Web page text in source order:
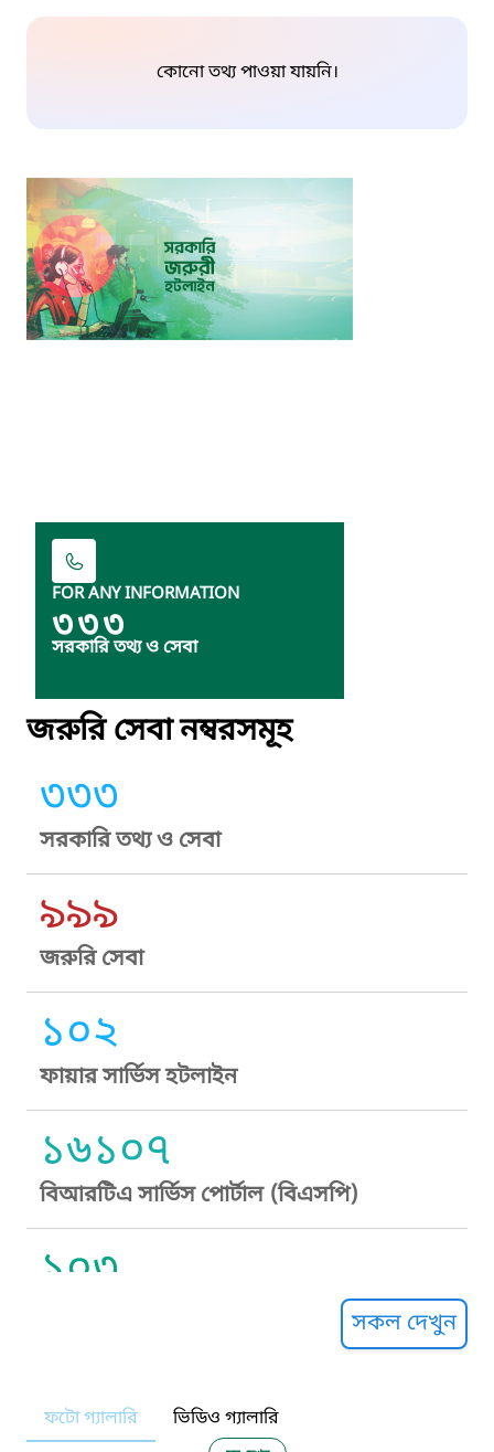
কোনো তথ্য পাওয়া যায়নি।
FOR ANY INFORMATION
৩৩৩
সরকারি তথ্য ও সেবা
জরুরি সেবা নম্বরসমূহ
৩৩৩
সরকারি তথ্য ও সেবা
৯৯৯
জরুরি সেবা
১০২
ফায়ার সার্ভিস হটলাইন
১৬১০৭
বিআরটিএ সার্ভিস পোর্টাল (বিএসপি)
১০৩
নারী ও শিশু নির্যাতন প্রতিরোধ
সকল দেখুন
ফটো গ্যালারি ভিডিও গ্যালারি